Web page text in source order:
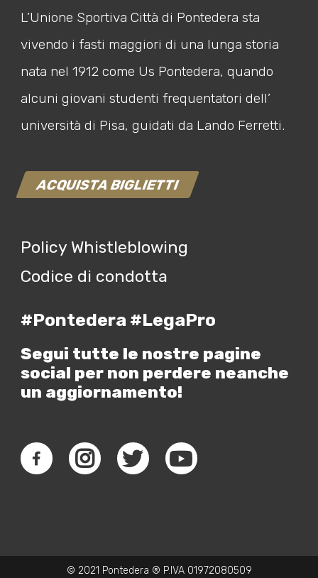
L’Unione Sportiva Città di Pontedera sta
vivendo i fasti maggiori di una lunga storia
nata nel 1912 come Us Pontedera, quando
alcuni giovani studenti frequentatori dell’
università di Pisa, guidati da Lando Ferretti.
ACQUISTA BIGLIETTI
Policy Whistleblowing
Codice di condotta
#Pontedera #LegaPro
Segui tutte le nostre pagine
social per non perdere neanche
un aggiornamento!
© 2021 Pontedera ® P.IVA 01972080509